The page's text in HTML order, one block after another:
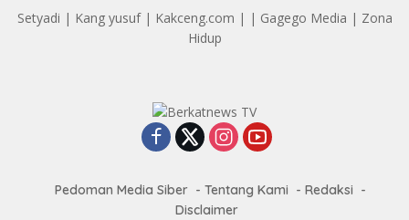
Setyadi | Kang yusuf| Kakceng.com | | Gagego Media | Zona
Hidup
Pedoman Media Siber Tentang Kami
Redaksi
Disclaimer